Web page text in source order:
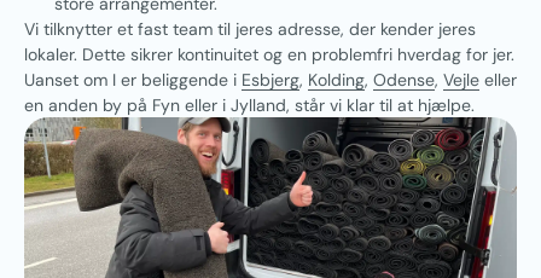
Vi tilknytter et fast team til jeres adresse, der kender jeres
lokaler. Dette sikrer kontinuitet og en problemfri hverdag for jer.
Uanset om I er beliggende i Esbjerg, Kolding, Odense, Vejle eller
en anden by på Fyn eller i Jylland, står vi klar til at hjælpe.